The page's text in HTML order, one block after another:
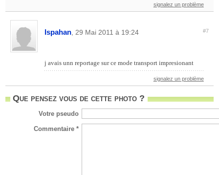
signalez un problème
Ispahan , 29 Mai 2011 à 19:24 #7
j avais unn reportage sur ce mode transport impresionant
signalez un problème
Que pensez vous de cette photo ?
Votre pseudo
Commentaire *